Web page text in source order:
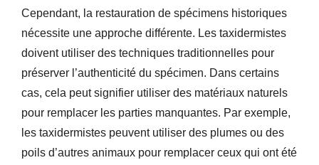
Cependant, la restauration de spécimens historiques
nécessite une approche différente. Les taxidermistes
doivent utiliser des techniques traditionnelles pour
préserver l’authenticité du spécimen. Dans certains
cas, cela peut signifier utiliser des matériaux naturels
pour remplacer les parties manquantes. Par exemple,
les taxidermistes peuvent utiliser des plumes ou des
poils d’autres animaux pour remplacer ceux qui ont été